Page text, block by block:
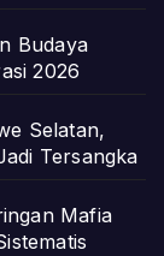
Budaya
2026
Selatan,
Tersangka
Mafia